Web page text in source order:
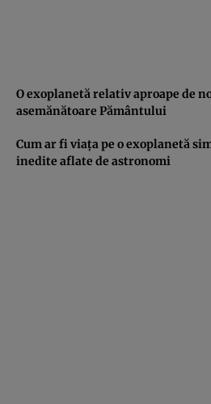
O exoplanetă relativ aproape de
asemănătoare Pământului
Cum ar fi viaţa pe o exoplanetă
inedite aflate de astronomi